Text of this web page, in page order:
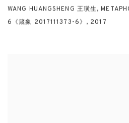
WANG HUANGSHENG 王璜生,
6《箴象 2017111373-6》 , 2017